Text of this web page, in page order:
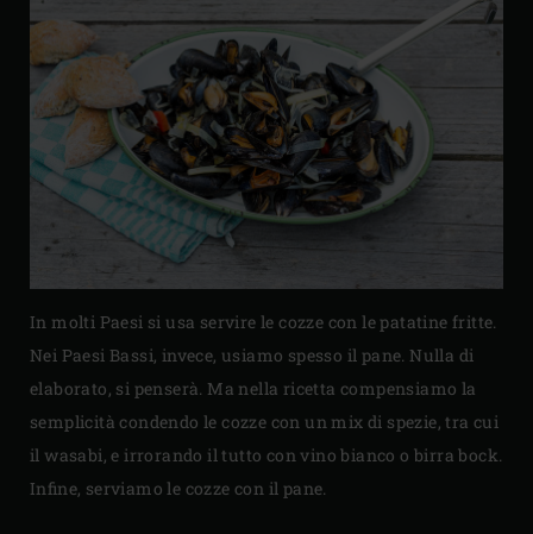
In molti Paesi si usa servire le cozze con le patatine fritte.
Nei Paesi Bassi, invece, usiamo spesso il pane. Nulla di
elaborato, si penserà. Ma nella ricetta compensiamo la
semplicità condendo le cozze con un mix di spezie, tra cui
il wasabi, e irrorando il tutto con vino bianco o birra bock.
Infine, serviamo le cozze con il pane.